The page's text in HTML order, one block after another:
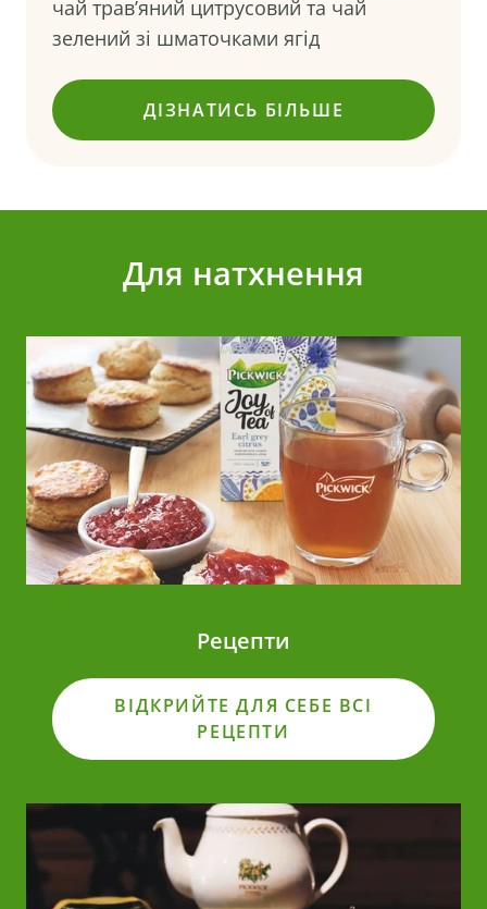
чай трав’яний цитрусовий та чай
зелений зі шматочками ягід
ДІЗНАТИСЬ БІЛЬШЕ
(НАТУРАЛЬНИЙ
Для натхнення
Рецепти
ВІДКРИЙТЕ ДЛЯ СЕБЕ ВСІ
РЕЦЕПТИ